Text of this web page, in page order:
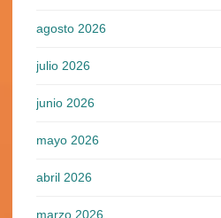
agosto 2026
julio 2026
junio 2026
mayo 2026
abril 2026
marzo 2026